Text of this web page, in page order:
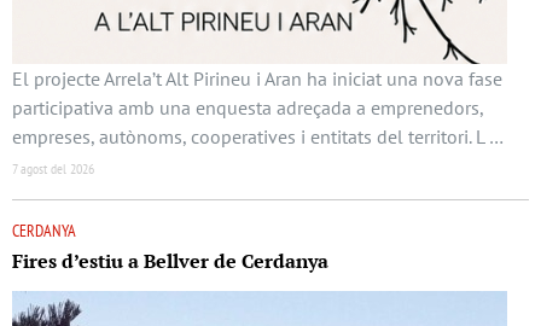
El projecte Arrela’t Alt Pirineu i Aran ha iniciat una nova fase
participativa amb una enquesta adreçada a emprenedors,
empreses, autònoms, cooperatives i entitats del territori. L …
7 agost del 2026
CERDANYA
Fires d’estiu a Bellver de Cerdanya